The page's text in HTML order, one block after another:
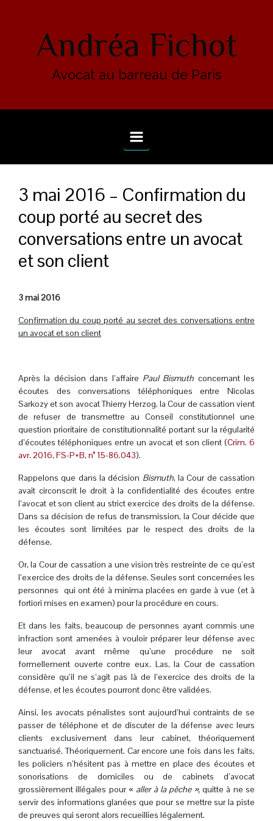
Andréa Fichot
Avocat au barreau de Paris
3 mai 2016 – Confirmation du
coup porté au secret des
conversations entre un avocat
et son client
3 mai 2016
Confirmation du coup porté au secret des conversations entre
un avocat et son client
Après la décision dans l’affaire Paul Bismuth concernant les
écoutes des conversations téléphoniques entre Nicolas
Sarkozy et son avocat Thierry Herzog, la Cour de cassation vient
de refuser de transmettre au Conseil constitutionnel une
question prioritaire de constitutionnalité portant sur la régularité
d’écoutes téléphoniques entre un avocat et son client (Crim. 6
avr. 2016, FS-P+B, n° 15-86.043).
Rappelons que dans la décision Bismuth, la Cour de cassation
avait circonscrit le droit à la confidentialité des écoutes entre
l’avocat et son client au strict exercice des droits de la défense.
Dans sa décision de refus de transmission, la Cour décide que
les écoutes sont limitées par le respect des droits de la
défense.
Or, la Cour de cassation a une vision très restreinte de ce qu’est
l’exercice des droits de la défense. Seules sont concernées les
personnes qui ont été à minima placées en garde à vue (et à
fortiori mises en examen) pour la procédure en cours.
Et dans les faits, beaucoup de personnes ayant commis une
infraction sont amenées à vouloir préparer leur défense avec
leur avocat avant même qu’une procédure ne soit
formellement ouverte contre eux. Las, la Cour de cassation
considère qu’il ne s’agit pas là de l’exercice des droits de la
défense, et les écoutes pourront donc être validées.
Ainsi, les avocats pénalistes sont aujourd’hui contraints de se
passer de téléphone et de discuter de la défense avec leurs
clients exclusivement dans leur cabinet, théoriquement
sanctuarisé. Théoriquement. Car encore une fois dans les faits,
les policiers n’hésitent pas à mettre en place des écoutes et
sonorisations de domiciles ou de cabinets d’avocat
grossièrement illégales pour « aller à la pêche »,quitte à ne se
servir des informations glanées que pour se mettre sur la piste
de preuves qui seront alors recueillies légalement.